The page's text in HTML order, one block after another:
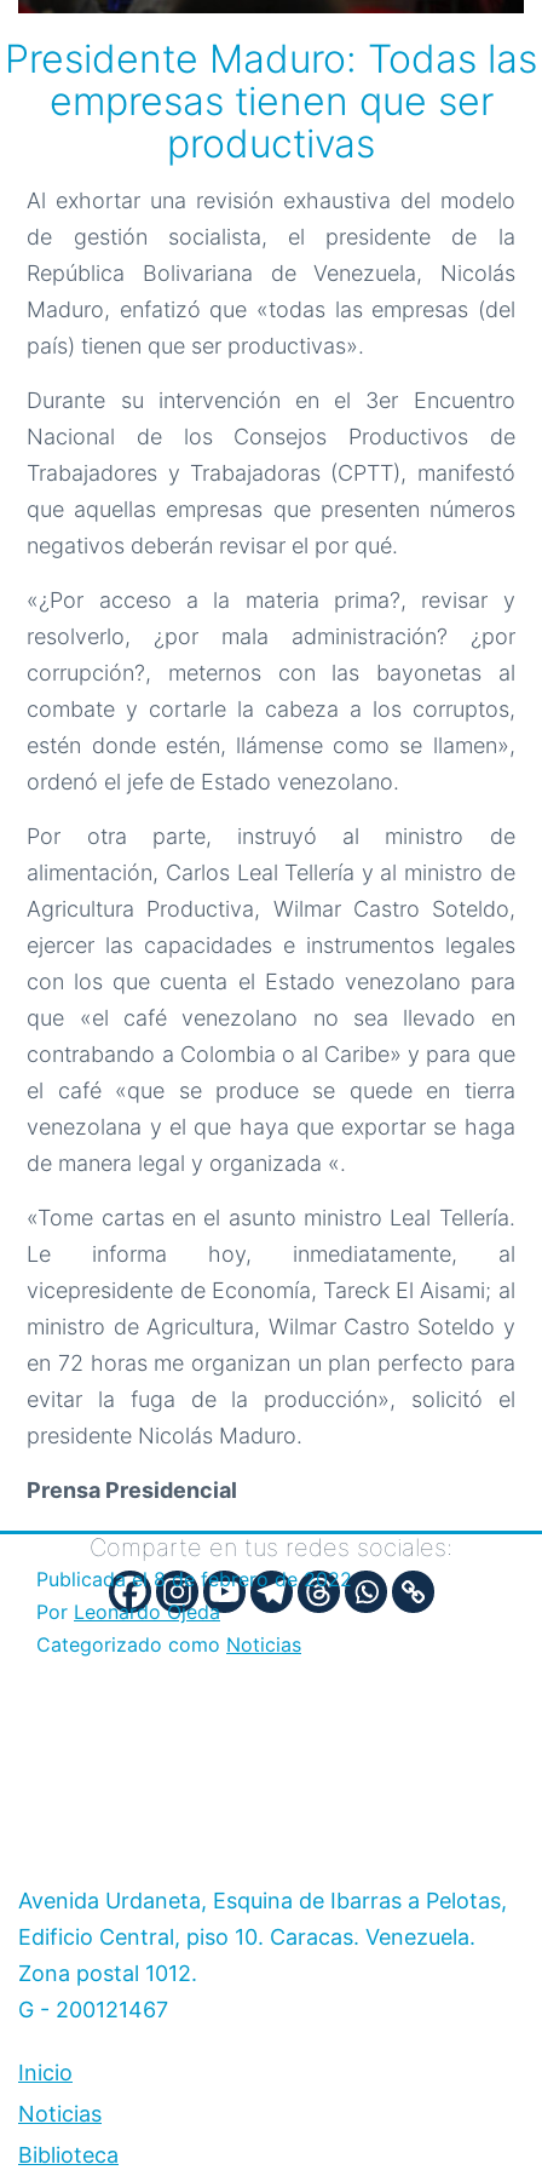
Presidente Maduro: Todas las
empresas tienen que ser
productivas
Al exhortar una revisión exhaustiva del modelo
de gestión socialista, el presidente de la
República Bolivariana de Venezuela, Nicolás
Maduro, enfatizó que «todas las empresas (del
país) tienen que ser productivas».
Durante su intervención en el 3er Encuentro
Nacional de los Consejos Productivos de
Trabajadores y Trabajadoras (CPTT), manifestó
que aquellas empresas que presenten números
negativos deberán revisar el por qué.
«¿Por acceso a la materia prima?, revisar y
resolverlo, ¿por mala administración? ¿por
corrupción?, meternos con las bayonetas al
combate y cortarle la cabeza a los corruptos,
estén donde estén, llámense como se llamen»,
ordenó el jefe de Estado venezolano.
Por otra parte, instruyó al ministro de
alimentación, Carlos Leal Tellería y al ministro de
Agricultura Productiva, Wilmar Castro Soteldo,
ejercer las capacidades e instrumentos legales
con los que cuenta el Estado venezolano para
que «el café venezolano no sea llevado en
contrabando a Colombia o al Caribe» y para que
el café «que se produce se quede en tierra
venezolana y el que haya que exportar se haga
de manera legal y organizada «.
«Tome cartas en el asunto ministro Leal Tellería.
Le informa hoy, inmediatamente, al
vicepresidente de Economía, Tareck El Aisami; al
ministro de Agricultura, Wilmar Castro Soteldo y
en 72 horas me organizan un plan perfecto para
evitar la fuga de la producción», solicitó el
presidente Nicolás Maduro.
Prensa Presidencial
Comparte en tus redes sociales:
Publicada el 8 de febrero de 2022
Por Leonardo Ojeda
Categorizado como Noticias
Avenida Urdaneta, Esquina de Ibarras a Pelotas,
Edificio Central, piso 10. Caracas. Venezuela.
Zona postal 1012.
G - 200121467
Inicio
Noticias
Biblioteca